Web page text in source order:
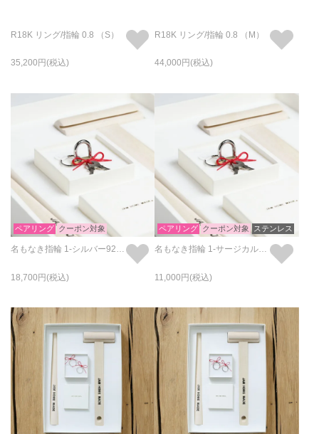
R18K リング/指輪 0.8 （S）
35,200
R18K リング/指輪 0.8 （M）
44,000
ペアリング クーポン対象
18,700
ペアリング クーポン対象 ステンレス
11,000